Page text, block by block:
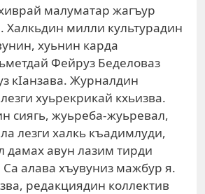
малуматар жагъур
Халкьдин милли культурадин
хуьнин карда
Фейруз Беделоваз
кIанзава. Журналдин
хуьрекрикай кхьизва.
сиягь, жуьреба-жуьревал,
лезги халкь къадимлуди,
дамах авун лазим тирди
Са алава хъувуниз мажбур я.
редакциядин коллектив